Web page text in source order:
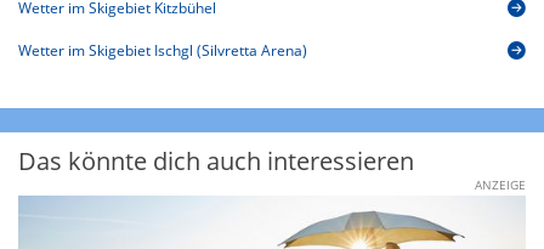
Wetter im Skigebiet Kitzbühel
Wetter im Skigebiet Ischgl (Silvretta Arena)
Das könnte dich auch interessieren
ANZEIGE